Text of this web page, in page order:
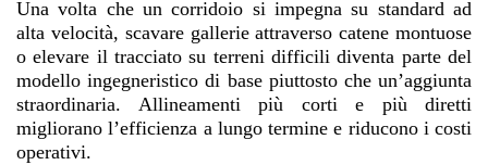
Una volta che un corridoio si impegna su standard ad
alta velocità, scavare gallerie attraverso catene montuose
o elevare il tracciato su terreni difficili diventa parte del
modello ingegneristico di base piuttosto che un’aggiunta
straordinaria. Allineamenti più corti e più diretti
migliorano l’efficienza a lungo termine e riducono i costi
operativi.